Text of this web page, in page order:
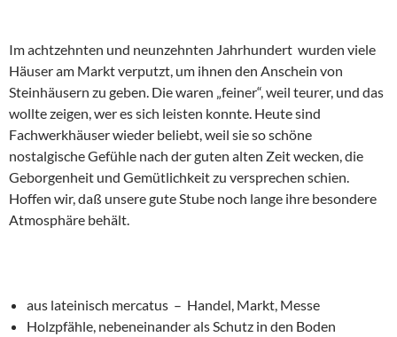
Im achtzehnten und neunzehnten Jahrhundert wurden viele
Häuser am Markt verputzt, um ihnen den Anschein von
Steinhäusern zu geben. Die waren „feiner“, weil teurer, und das
wollte zeigen, wer es sich leisten konnte. Heute sind
Fachwerkhäuser wieder beliebt, weil sie so schöne
nostalgische Gefühle nach der guten alten Zeit wecken, die
Geborgenheit und Gemütlichkeit zu versprechen schien.
Hoffen wir, daß unsere gute Stube noch lange ihre besondere
Atmosphäre behält.
aus lateinisch mercatus – Handel, Markt, Messe
Holzpfähle, nebeneinander als Schutz in den Boden